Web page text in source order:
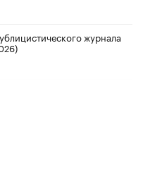
журнала